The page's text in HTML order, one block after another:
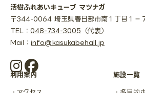
活樹ふれあいキューブ マツナガ
〒344-0064 埼玉県春日部市南１丁目１−
TEL： 048-734-3005 （代表）
Mail： info@kasukabehall.jp
利用案内 施設一覧